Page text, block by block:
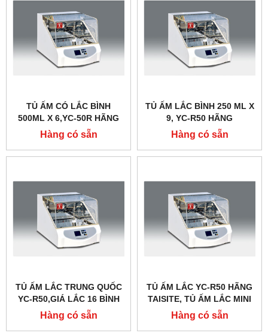
TỦ ẤM CÓ LẮC BÌNH
500ML X 6,YC-50R HÃNG
TAISITE
Hàng có sẵn
TỦ ẤM LẮC BÌNH 250 ML X
9, YC-R50 HÃNG
TAISITELAB
Hàng có sẵn
TỦ ẤM LẮC TRUNG QUỐC
YC-R50,GIÁ LẮC 16 BÌNH
100ML
Hàng có sẵn
TỦ ẤM LẮC YC-R50 HÃNG
TAISITE, TỦ ẤM LẮC MINI
Hàng có sẵn